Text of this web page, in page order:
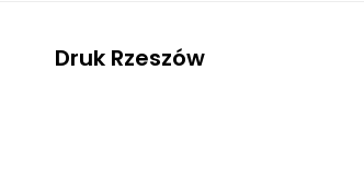
Druk Rzeszów